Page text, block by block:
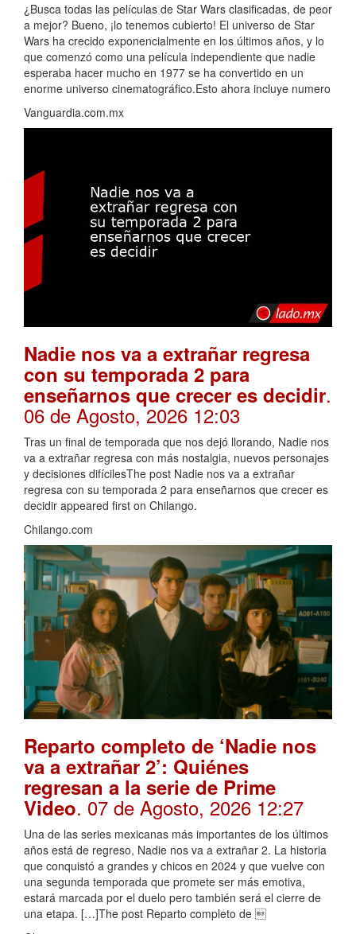
¿Busca todas las películas de Star Wars clasificadas, de peor
a mejor? Bueno, ¡lo tenemos cubierto! El universo de Star
Wars ha crecido exponencialmente en los últimos años, y lo
que comenzó como una película independiente que nadie
esperaba hacer mucho en 1977 se ha convertido en un
enorme universo cinematográfico.Esto ahora incluye numero
Vanguardia.com.mx
Nadie nos va a extrañar regresa
con su temporada 2 para
enseñarnos que crecer es decidir.
06 de Agosto, 2026 12:03
Tras un final de temporada que nos dejó llorando, Nadie nos
va a extrañar regresa con más nostalgia, nuevos personajes
y decisiones difícilesThe post Nadie nos va a extrañar
regresa con su temporada 2 para enseñarnos que crecer es
decidir appeared first on Chilango.
Chilango.com
Reparto completo de ‘Nadie nos
va a extrañar 2’: Quiénes
regresan a la serie de Prime
Video. 07 de Agosto, 2026 12:27
Una de las series mexicanas más importantes de los últimos
años está de regreso, Nadie nos va a extrañar 2. La historia
que conquistó a grandes y chicos en 2024 y que vuelve con
una segunda temporada que promete ser más emotiva,
estará marcada por el duelo pero también será el cierre de
una etapa. […]The post Reparto completo de 